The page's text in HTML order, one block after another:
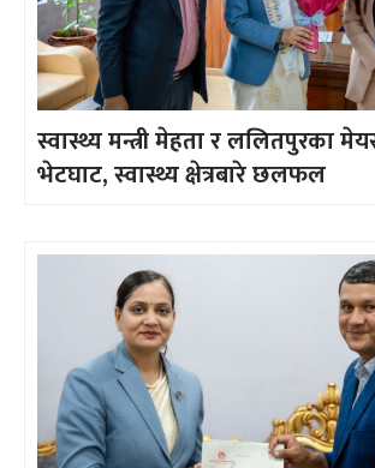
स्वास्थ्य मन्त्री मेहता र ललितपुरका
भेटघाट, स्वास्थ्य क्षेत्रबारे छलफल